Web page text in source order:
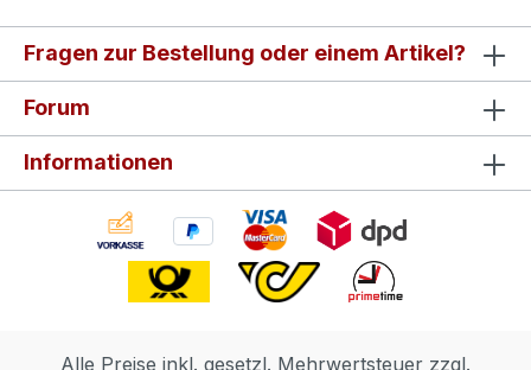
Fragen zur Bestellung oder einem Artikel?
Forum
Informationen
Alle Preise inkl. gesetzl. Mehrwertsteuer zzgl.